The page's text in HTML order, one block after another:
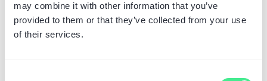
may combine it with other information that you’ve
provided to them or that they’ve collected from your use
of their services.
Automatyzacja procesów:zamówienia,
płatności, faktury i stany magazynowe są
automatycznie synchronizowane, co